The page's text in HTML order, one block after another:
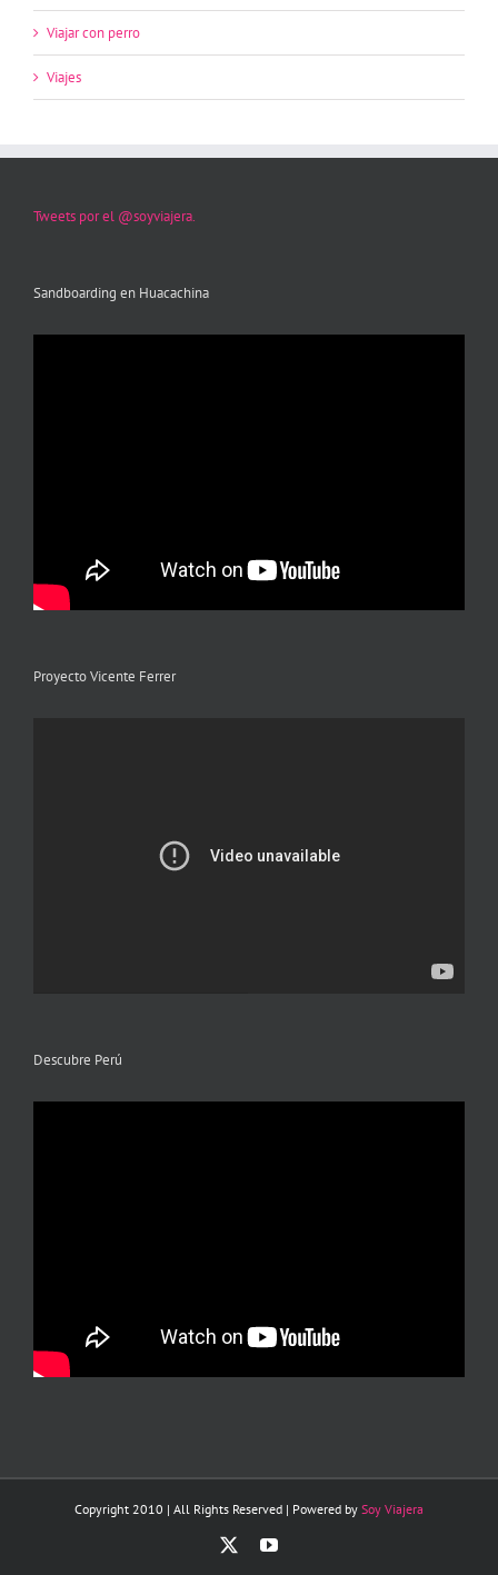
Viajar con perro
Viajes
Tweets por el @soyviajera.
Sandboarding en Huacachina
Proyecto Vicente Ferrer
Descubre Perú
Copyright 2010 | All Rights Reserved | Powered by Soy Viajera
YouTube